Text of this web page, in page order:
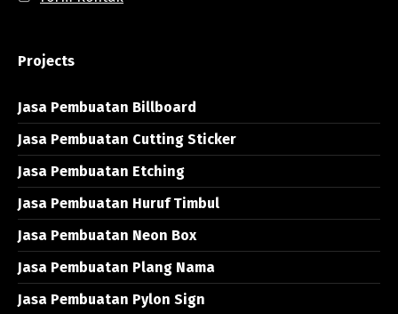
Projects
Jasa Pembuatan Billboard
Jasa Pembuatan Cutting Sticker
Jasa Pembuatan Etching
Jasa Pembuatan Huruf Timbul
Jasa Pembuatan Neon Box
Jasa Pembuatan Plang Nama
Jasa Pembuatan Pylon Sign